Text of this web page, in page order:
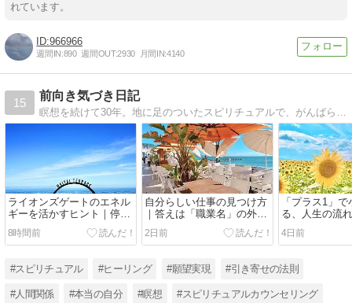
れています。
966966
週間IN:890 週間OUT:2930 月間IN:4140
15
前向き気づき日記
瞑想を続けて30年。地に足のついたスピリチュアルで、がんばらず前向きに自分が生きたい人生を。本気で人生を変えたい方、本当の自分を生きたい方へ。毎日更新中。
ライオンズゲートのエネル
ギーを活かすヒント｜停滞
した人生のブレーキを外す
8時間前
自分らしい仕事の見つけ方
｜答えは「職業名」の外に
ある
2日前
「プラス1」
る、人生の流
ンプルな習慣
4日前
#スピリチュアル #ヒーリング #願望実現 #引き寄せの法則
#人間関係 #本当の自分 #瞑想 #スピリチュアルカウンセリング